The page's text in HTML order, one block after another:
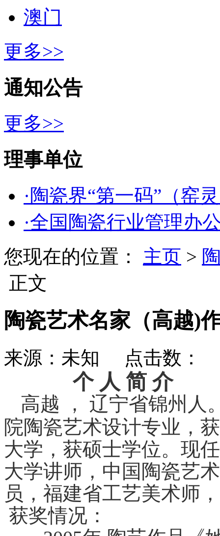
澳门
更多>>
通知公告
更多>>
理事单位
·陶瓷界“第一码”（窑
·全国陶瓷行业管理办
您现在的位置： 主页 >
正文
陶瓷艺术名家（高越)
来源：未知 点击数：
个 人 简 介
高越 ， 辽宁省锦州人
院陶瓷艺术设计专业，
大学，获硕士学位。现
大学讲师，中国陶瓷艺
员，福建省工艺美术师
获奖情况：